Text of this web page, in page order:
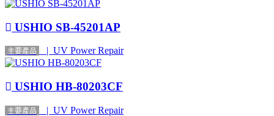
USHIO SB-45201AP
主要產品 | UV Power Repair
USHIO HB-80203CF
主要產品 | UV Power Repair